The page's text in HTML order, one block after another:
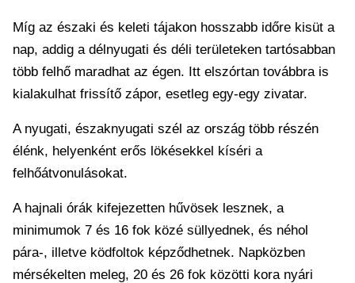
Míg az északi és keleti tájakon hosszabb időre kisüt a
nap, addig a délnyugati és déli területeken tartósabban
több felhő maradhat az égen. Itt elszórtan továbbra is
kialakulhat frissítő zápor, esetleg egy-egy zivatar.
A nyugati, északnyugati szél az ország több részén
élénk, helyenként erős lökésekkel kíséri a
felhőátvonulásokat.
A hajnali órák kifejezetten hűvösek lesznek, a
minimumok 7 és 16 fok közé süllyednek, és néhol
pára-, illetve ködfoltok képződhetnek. Napközben
mérsékelten meleg, 20 és 26 fok közötti kora nyári